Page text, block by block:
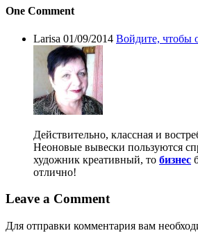
One Comment
Larisa 01/09/2014 Войдите, чтобы
Действительно, классная и
Неоновые вывески пользуются
художник креативный, то бизнес
отлично!
Leave a Comment
Для отправки комментария вам